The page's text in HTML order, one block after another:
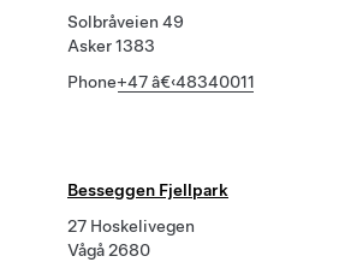
Solbråveien 49
Asker 1383
Phone+47 â€‹48340011
Besseggen Fjellpark
27 Hoskelivegen
Vågå 2680